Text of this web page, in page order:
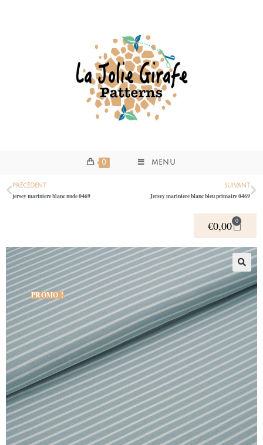
0 MENU
PRÉCÉDENT
jersey mariniere blanc nude 0469
SUIVANT
Jersey mariniere blanc bleu primaire 0469
€0,00 0
PROMO !